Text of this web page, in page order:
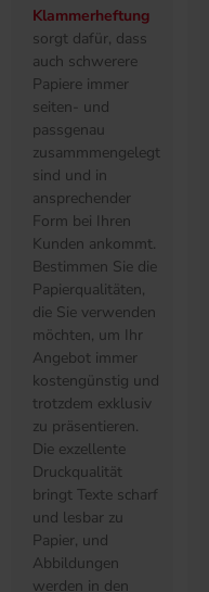
Klammerheftung
sorgt dafür, dass
auch schwerere
Papiere immer
seiten- und
passgenau
zusammmengelegt
sind und in
ansprechender
Form bei Ihren
Kunden ankommt.
Bestimmen Sie die
Papierqualitäten,
die Sie verwenden
möchten, um Ihr
Angebot immer
kostengünstig und
trotzdem exklusiv
zu präsentieren.
Die exzellente
Druckqualität
bringt Texte scharf
und lesbar zu
Papier, und
Abbildungen
werden in den